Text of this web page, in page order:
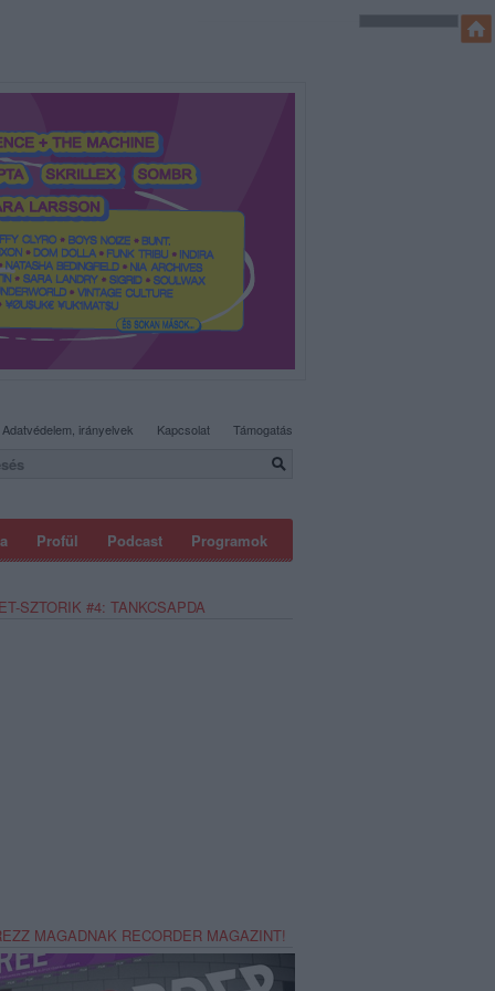
Profül Podcast Programok
Adatvédelem, irányelvek Kapcsolat Támogatás
SZTORIK #4: TANKCSAPDA
MAGADNAK RECORDER MAGAZINT!